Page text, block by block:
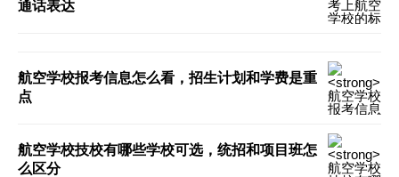
通话表达
航空学校报考信息怎么看，招生计划和学费是重
点
航空学校技校有哪些学校可选，统招和项目班怎
么区分